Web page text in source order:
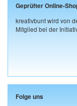
Geprüfter Online-
kreativbunt wird von
Mitglied bei der
Folge uns